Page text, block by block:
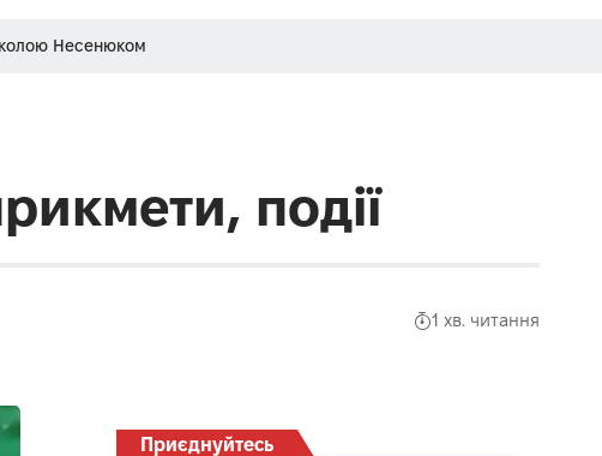
Несенюком
події
1 хв. читання
Приєднуйтесь